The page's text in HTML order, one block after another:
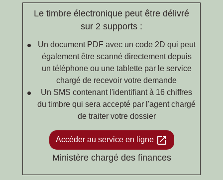
Le timbre électronique peut être délivré
sur 2 supports :
Un document PDF avec un code 2D qui peut
également être scanné directement depuis
un téléphone ou une tablette par le service
chargé de recevoir votre demande
Un SMS contenant l'identifiant à 16 chiffres
du timbre qui sera accepté par l'agent chargé
de traiter votre dossier
Accéder au service en ligne open_in_new
Ministère chargé des finances